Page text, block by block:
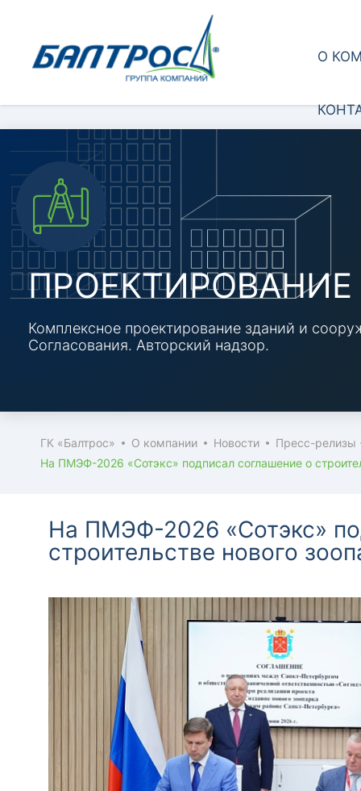
О
ПРОЕКТИРОВАНИЕ
Комплексное проектирование зданий и
Согласования. Авторский надзор.
ГК «Балтрос» О компании Новости
Пресс-релизы
На ПМЭФ-2026 «Сотэкс» подписал соглашение о
На ПМЭФ-2026 «Сотэкс»
строительстве нового